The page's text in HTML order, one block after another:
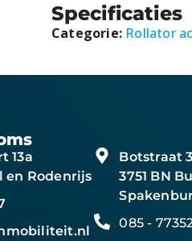
Specificaties
Categorie: Rollator
13a
en Rodenrijs
Botstraat 3
3751 BN
085 -